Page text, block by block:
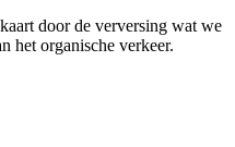
door de verversing wat we
het organische verkeer.